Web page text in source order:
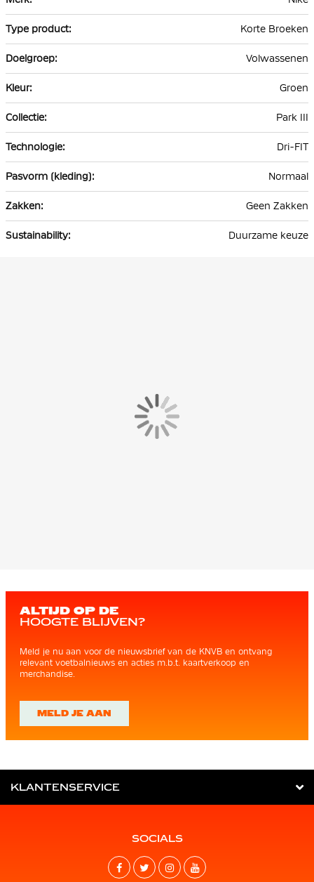
informatie
Korte Broeken
Volwassenen
Groen
Park III
Dri-FIT
Normaal
Geen Zakken
Duurzame keuze
ALTIJD OP DE
HOOGTE BLIJVEN?
Meld je nu aan voor de nieuwsbrief van de KNVB en ontvang
relevant voetbalnieuws en acties m.b.t. kaartverkoop en
merchandise.
MELD JE AAN
KLANTENSERVICE
SOCIALS